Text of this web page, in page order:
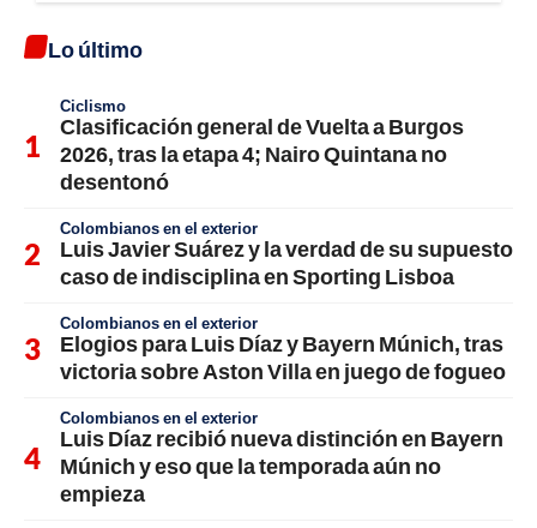
Lo último
Ciclismo
Clasificación general de Vuelta a Burgos
2026, tras la etapa 4; Nairo Quintana no
desentonó
Colombianos en el exterior
Luis Javier Suárez y la verdad de su supuesto
caso de indisciplina en Sporting Lisboa
Colombianos en el exterior
Elogios para Luis Díaz y Bayern Múnich, tras
victoria sobre Aston Villa en juego de fogueo
Colombianos en el exterior
Luis Díaz recibió nueva distinción en Bayern
Múnich y eso que la temporada aún no
empieza